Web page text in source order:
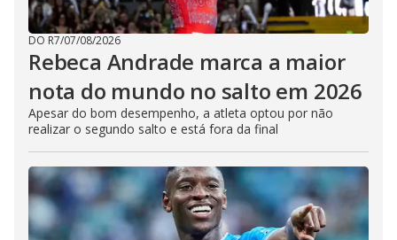
DO R7/07/08/2026
Rebeca Andrade marca a maior
nota do mundo no salto em 2026
Apesar do bom desempenho, a atleta optou por não
realizar o segundo salto e está fora da final